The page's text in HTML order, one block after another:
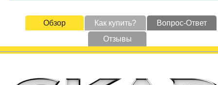
Обзор Как купить?
Вопрос-Ответ
Отзывы